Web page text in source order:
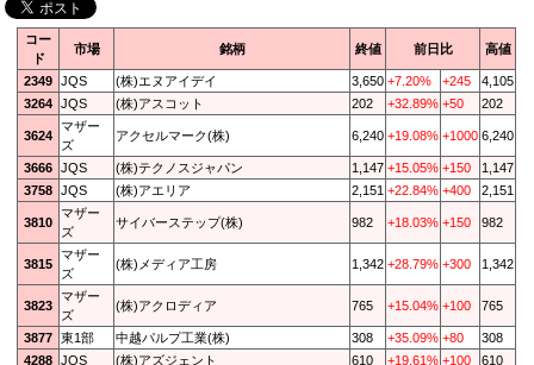
コー
ド
市場 銘柄 終値 前日比 高値
2349 JQS (株)エヌアイデイ 3,650 +7.20% +245
4,105
3264
JQS (株)アスコット 202 +32.89% +50 202
3624
マザー
ズ
アクセルマーク(株) 6,240 +19.08% +1000 6,240
3666 JQS (株)テクノスジャパン 1,147 +15.05% +150
1,147
3758
JQS (株)アエリア 2,151 +22.84% +400 2,151
3810
マザー
ズ
サイバーステップ(株) 982 +18.03% +150 982
3815
マザー
ズ
(株)メディア工房 1,342 +28.79% +300 1,342
3823
マザー
ズ
(株)アクロディア 765 +15.04% +100 765
3877 東1部 中越パルプ工業(株) 308 +35.09% +80
308
4288
JQS (株)アズジェント 610 +19.61% +100 610